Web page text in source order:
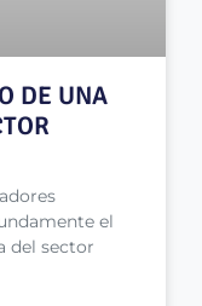
DE UNA
el
del sector